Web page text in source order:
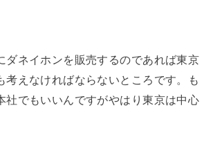
ダネイホンを販売するのであれば東京
考えなければならないところです。も
社でもいいんですがやはり東京は中心